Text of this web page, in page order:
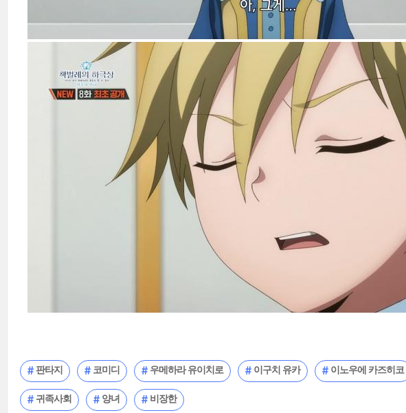
판타지 코미디 우메하라 유이치로 이구치 유카 이노우에 카즈히코
귀족사회 양녀 비장한